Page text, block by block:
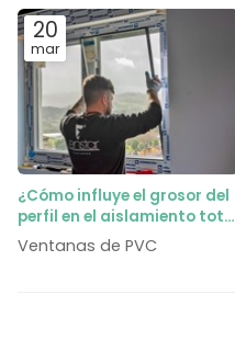
20
mar
¿Cómo influye el grosor del
perfil en el aislamiento total
de la ventana?
Ventanas de PVC